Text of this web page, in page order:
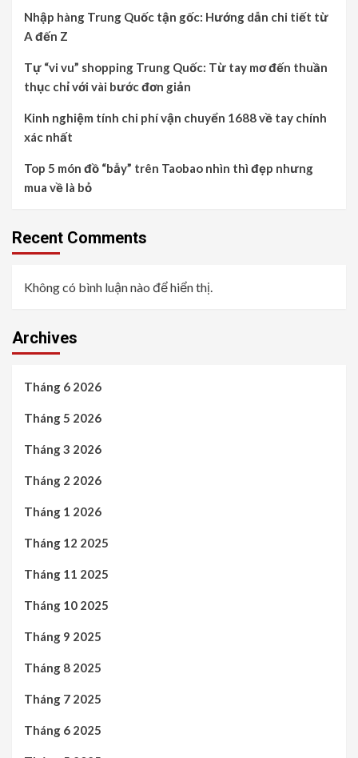
Nhập hàng Trung Quốc tận gốc: Hướng dẫn chi tiết từ
A đến Z
Tự “vi vu” shopping Trung Quốc: Từ tay mơ đến thuần
thục chỉ với vài bước đơn giản
Kinh nghiệm tính chi phí vận chuyển 1688 về tay chính
xác nhất
Top 5 món đồ “bẫy” trên Taobao nhìn thì đẹp nhưng
mua về là bỏ
Recent Comments
Không có bình luận nào để hiển thị.
Archives
Tháng 6 2026
Tháng 5 2026
Tháng 3 2026
Tháng 2 2026
Tháng 1 2026
Tháng 12 2025
Tháng 11 2025
Tháng 10 2025
Tháng 9 2025
Tháng 8 2025
Tháng 7 2025
Tháng 6 2025